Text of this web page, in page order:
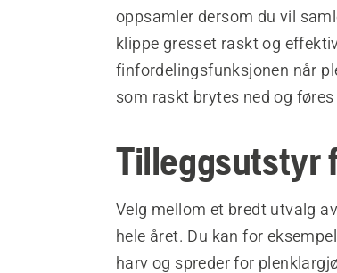
oppsamler dersom du vil
klippe gresset raskt og
finfordelingsfunksjonen når
som raskt brytes ned og
Tilleggsutstyr
Velg mellom et bredt utvalg
hele året. Du kan for
harv og spreder for